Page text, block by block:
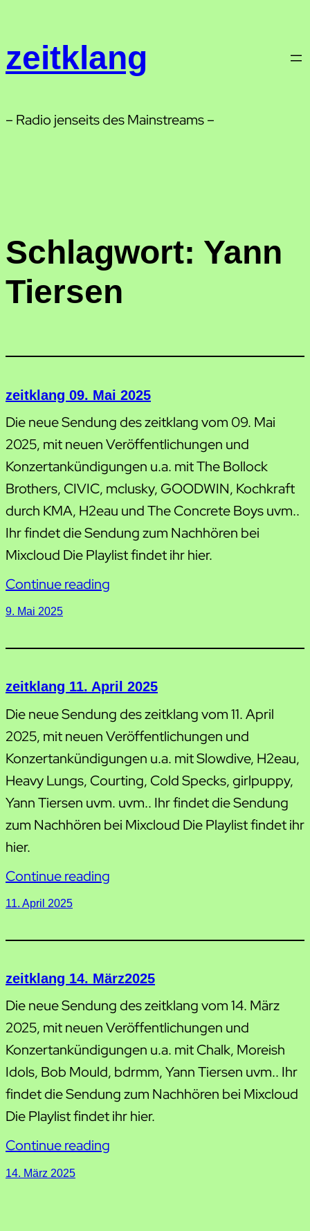
springen
zeitklang
– Radio jenseits des Mainstreams –
Schlagwort: Yann
Tiersen
zeitklang 09. Mai 2025
Die neue Sendung des zeitklang vom 09. Mai
2025, mit neuen Veröffentlichungen und
Konzertankündigungen u.a. mit The Bollock
Brothers, CIVIC, mclusky, GOODWIN, Kochkraft
durch KMA, H2eau und The Concrete Boys uvm..
Ihr findet die Sendung zum Nachhören bei
Mixcloud Die Playlist findet ihr hier.
Continue reading
9. Mai 2025
zeitklang 11. April 2025
Die neue Sendung des zeitklang vom 11. April
2025, mit neuen Veröffentlichungen und
Konzertankündigungen u.a. mit Slowdive, H2eau,
Heavy Lungs, Courting, Cold Specks, girlpuppy,
Yann Tiersen uvm. uvm.. Ihr findet die Sendung
zum Nachhören bei Mixcloud Die Playlist findet ihr
hier.
Continue reading
11. April 2025
zeitklang 14. März2025
Die neue Sendung des zeitklang vom 14. März
2025, mit neuen Veröffentlichungen und
Konzertankündigungen u.a. mit Chalk, Moreish
Idols, Bob Mould, bdrmm, Yann Tiersen uvm.. Ihr
findet die Sendung zum Nachhören bei Mixcloud
Die Playlist findet ihr hier.
Continue reading
14. März 2025